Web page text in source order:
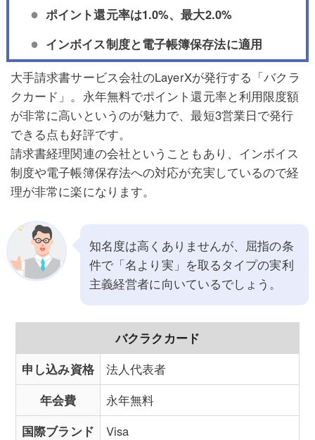
ポイント還元率は1.0%、最大2.0%
インボイス制度と電子帳簿保存法に適用
大手請求書サービス会社のLayerXが発行する「バクラ
クカード」。永年無料でポイント還元率と利用限度額
が非常に高いというのが魅力で、最短3営業日で発行
できる点も好評です。
請求書経理関連の会社ということもあり、インボイス
制度や電子帳簿保存法への対応が充実しているので経
理が非常に楽になります。
知名度は高くありませんが、屈指の条
件で「名より実」を取るタイプの実利
主義経営者に向いているでしょう。
バクラクカード
申し込み資格
法人代表者
年会費
永年無料
国際ブランド
Visa